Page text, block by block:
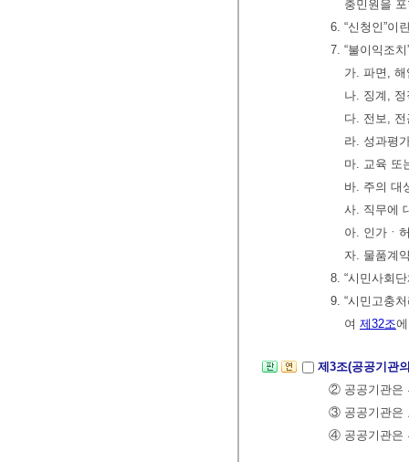
충민원을
6. “신청인”이
7. “불이익조
가. 파면,
나. 징계,
다. 전보,
라. 성과평
마. 교육 또
바. 주의 대
사. 직무에
아. 인가ㆍ
자. 물품계
8. “시민사회
9. “시민고충
여 제32조
제3조(공공기관
② 공공기관은
③ 공공기관은
④ 공공기관은